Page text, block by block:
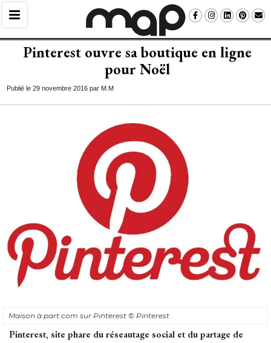
Pinterest ouvre sa boutique en ligne
pour Noël
Publié le 29 novembre 2016 par M.M
Maison à part.com sur Pinterest © Pinterest
Pinterest, site phare du réseautage social et du partage de